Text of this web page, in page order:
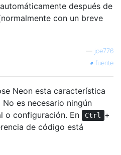
después de
con un breve
joe776
fuente
Neon esta característica
es necesario ningún
o configuración. En
Ctrl +
de código está